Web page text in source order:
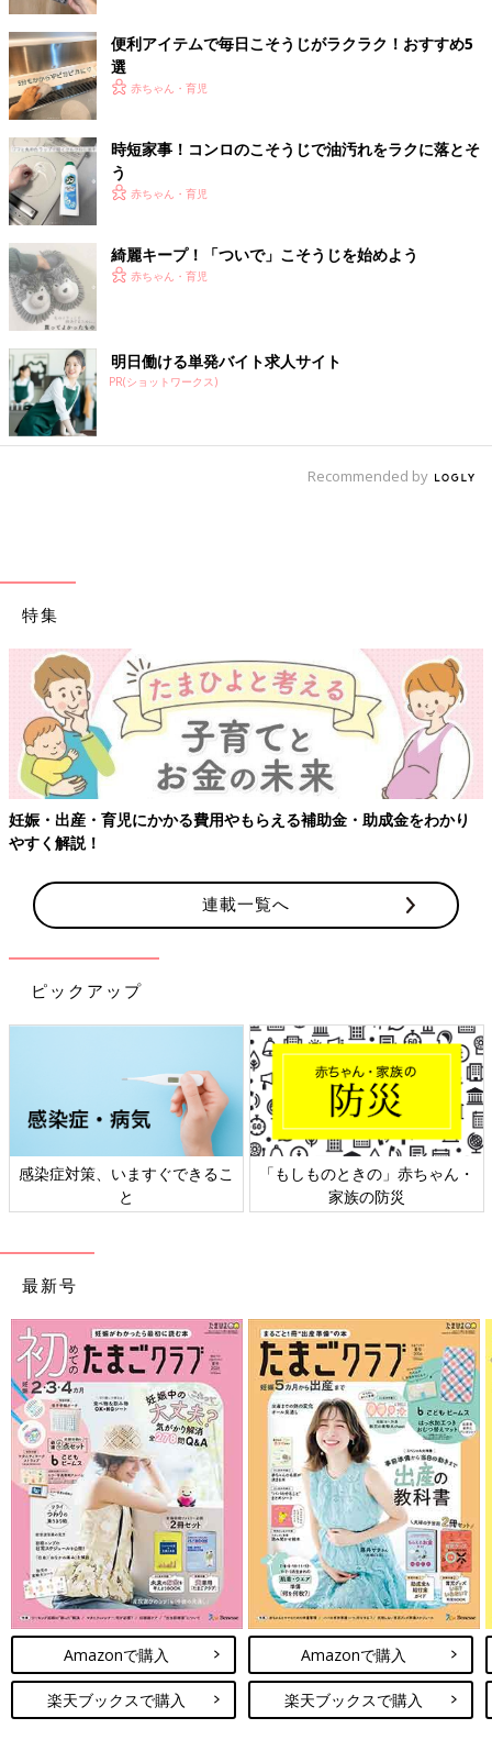
出典：Instagramアカウント「mii」
miiさんは消毒液スプレーとキッチンペーパーを活用。すぐに乾
くことや、消臭・消毒効果からアルコール消毒液を選んでいると
のこと。ちゃんと掃除した感があるんだそうで、一度で効果を得
たい人におすすめだそうです♪
細かい部分はポイントブラシを活用！
出典：Instagramアカウント「みさと」
こちらは、ウタマロクリーナーを使ったこそうじ（小掃除）の様
子です。みさとさんは、ウタマロスプレーを吹きかけた部分を濡
らして絞った布巾で吹き上げるようですが、細かい部分は無印
良
品のポイントブラシを活用するとのこと。
キッチン周りがピカピカだとお料理をするとき
にも気分が上がりますよね。でも、油汚れや水
も大変…。そんなときには、掃除をグッと楽に
とても参考になるこそうじ（小掃除）ばかりですよね！使ってい
ピッタリの洗面所掃除方法を探りながら、こそうじ（小掃除）で
(文・ナキナキ)
※記事内容でご紹介している投稿、リンク先は、削除される場合
があります。あらかじめご了承ください。
※記事の内容は記載当時の情報であり、現在と異なる場合があり
ます。
便利アイテムで毎日こそうじがラクラク！おすすめ5
選
赤ちゃん・育児
時短家事！コンロのこそうじで油汚れをラクに落とそ
う
赤ちゃん・育児
綺麗キープ！「ついで」こそうじを始めよう
赤ちゃん・育児
明日働ける単発バイト求人サイト
PR(ショットワークス)
Recommended by
特集
【ワクチン接種できるものも】妊婦の感染症対策、知っておいて
連載一覧へ
ピックアップ
・
日本外来小児科学会リーフレッ
ト検討会
六星占術 細木かおりさんの
相談
最新号
Amazonで購入
楽天ブックスで購入
Amazonで購入
楽天ブックスで購入